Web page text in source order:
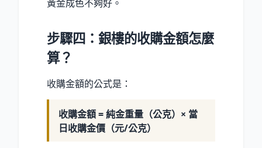
黃金成色不夠好。
步驟四：銀樓的收購金額怎麼
算？
收購金額的公式是：
收購金額 = 純金重量（公克）× 當
日收購金價（元/公克）